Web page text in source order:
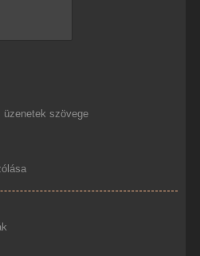
üzenetek szövege